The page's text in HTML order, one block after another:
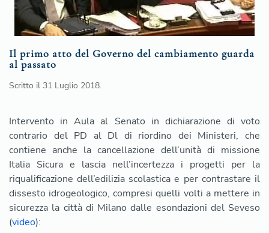
Il primo atto del Governo del cambiamento guarda
al passato
Scritto il 31 Luglio 2018.
Intervento in Aula al Senato in dichiarazione di voto
contrario del PD al Dl di riordino dei Ministeri, che
contiene anche la cancellazione dell’unità di missione
Italia Sicura e lascia nell’incertezza i progetti per la
riqualificazione dell’edilizia scolastica e per contrastare il
dissesto idrogeologico, compresi quelli volti a mettere in
sicurezza la città di Milano dalle esondazioni del Seveso
(video):